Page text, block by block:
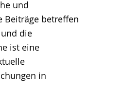
und
Beiträge betreffen
die
ist eine
in